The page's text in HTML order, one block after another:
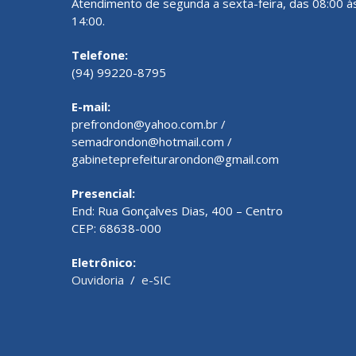
14:00.
Telefone:
(94) 99220-8795
E-mail:
prefrondon@yahoo.com.br /
semadrondon@hotmail.com /
gabineteprefeiturarondon@gmail.com
Presencial:
End: Rua Gonçalves Dias, 400 – Centro
CEP: 68638-000
Eletrônico:
Ouvidoria / e-SIC